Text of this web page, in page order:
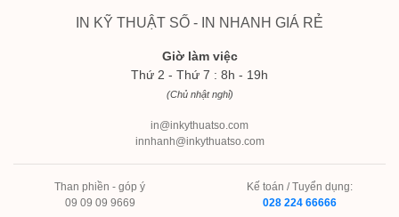
IN KỸ THUẬT SỐ - IN NHANH GIÁ RẺ
Giờ làm việc
Thứ 2 - Thứ 7 : 8h - 19h
(Chủ nhật nghỉ)
in@inkythuatso.com
innhanh@inkythuatso.com
Than phiền - góp ý
09 09 09 9669
Kế toán / Tuyển dụng:
028 224 66666